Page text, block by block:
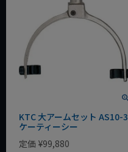
KTC 大アームセット AS10-3
ケーティーシー
定価 ¥99,880